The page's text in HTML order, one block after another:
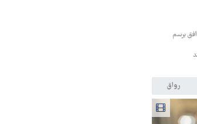
برسم
رواق